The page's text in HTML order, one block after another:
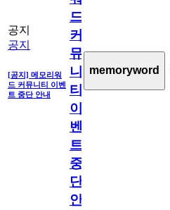
공지
공지
[공지] 메모리워
드 커뮤니티 이벤
트 중단 안내
드
커
뮤
니
티
이
벤
트
중
단
안
memoryword